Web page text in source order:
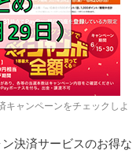
キャンペーンをチェックしよ
決済サービスのお得な